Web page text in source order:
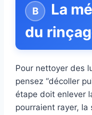
La
du
Pour nettoyer des
pensez “décoller
étape doit enlever
pourraient rayer,